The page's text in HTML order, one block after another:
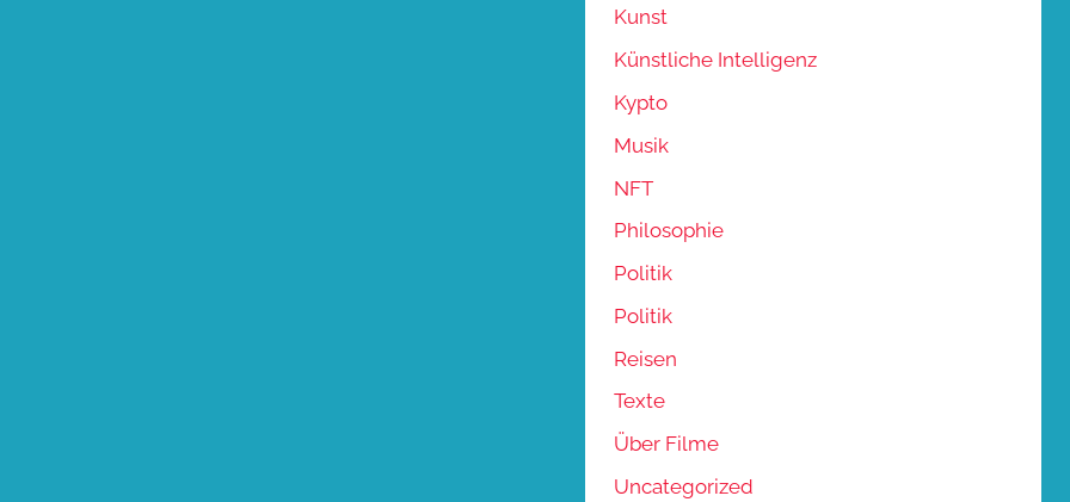
Kunst
Künstliche Intelligenz
Kypto
Musik
NFT
Philosophie
Politik
Politik
Reisen
Texte
Über Filme
Uncategorized